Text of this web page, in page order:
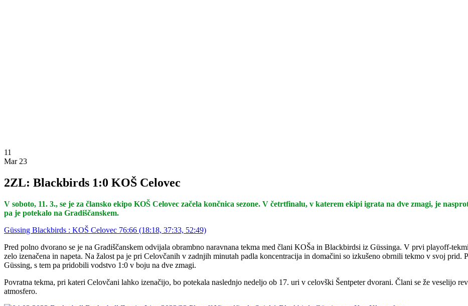
11
Mar 23
2ZL: Blackbirds 1:0 KOŠ Celovec
V soboto, 11. 3., se je za člansko ekipo KOŠ Celovec začela končnica sezone. V četrtfinalu, v katerem ekipi igrata na dve zmagi, je
pa je potekalo na Gradiščanskem.
Güssing Blackbirds : KOŠ Celovec 76:66 (18:18, 37:33, 52:49)
Pred polno dvorano se je na Gradiščanskem odvijala obrambno naravnana tekma med člani KOŠa in Blackbirdsi iz Güssinga. V prvi playoff-
zelo izenačena in napeta. Na žalost pa je pri Celovčanih v zadnjih minutah padla koncentracija in domačini so izkušeno obrnili tekmo v svoj
Güssing, s tem pa pridobili vodstvo 1:0 v boju na dve zmagi.
Povratna tekma, pri kateri Celovčani lahko izenačijo, bo potekala naslednjo nedeljo ob 17. uri v celovški Šentpeter dvorani. Člani se že veselijo
atmosfero.